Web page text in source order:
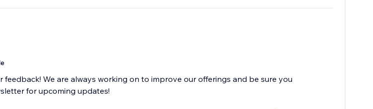
feedback! We are always working on to improve our offerings and be sure you
for upcoming updates!